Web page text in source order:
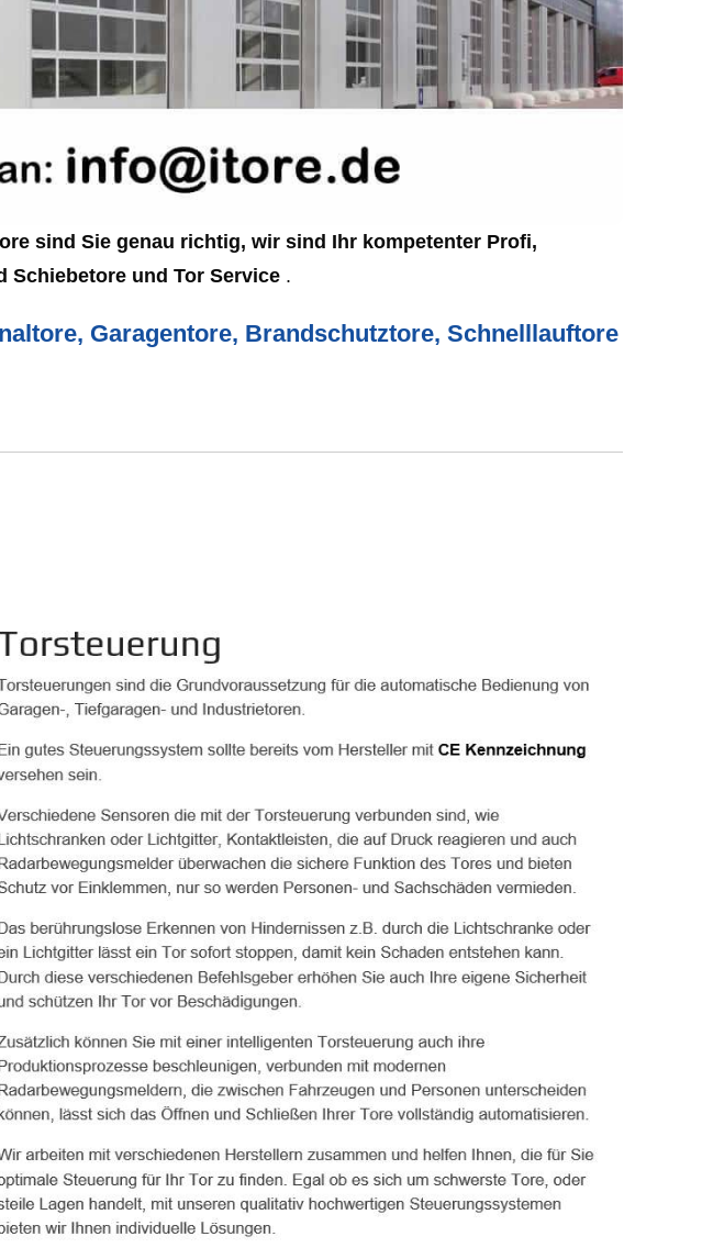
sind Sie genau richtig, wir sind Ihr kompetenter Profi,
Schiebetore und Tor Service .
Garagentore, Brandschutztore, Schnelllauftore